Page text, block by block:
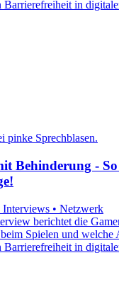
Barrierefreiheit in
Behinderung -
Interviews • Netzwerk
berichtet die
Spielen und welche
Barrierefreiheit in